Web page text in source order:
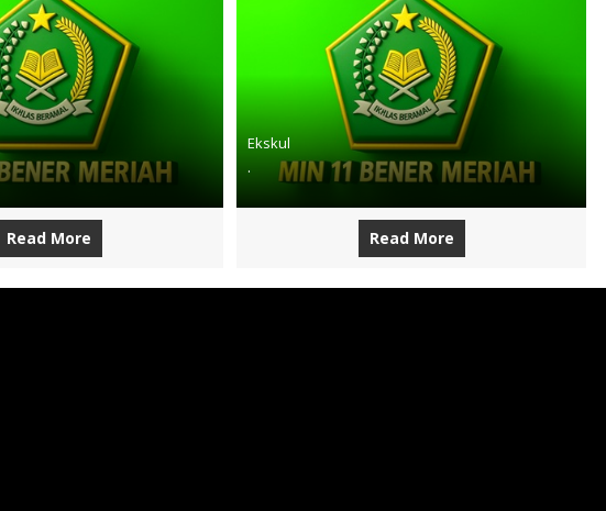
Read More
Ekskul
.
Read More